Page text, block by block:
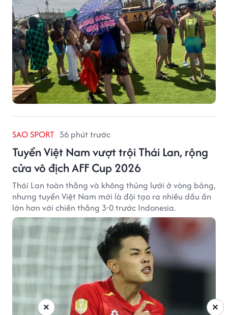
SAO SPORT 56 phút trước
Tuyển Việt Nam vượt trội Thái Lan, rộng
cửa vô địch AFF Cup 2026
Thái Lan toàn thắng và không thủng lưới ở vòng bảng,
nhưng tuyển Việt Nam mới là đội tạo ra nhiều dấu ấn
lớn hơn với chiến thắng 3-0 trước Indonesia.
×
×